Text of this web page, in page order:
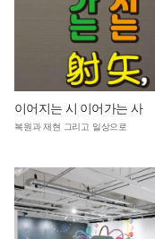
이어지는 시 이어가는 사
복원과 재현 그리고 일상으로